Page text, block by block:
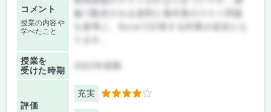
コメント
授業の内容や
学べたこと
義で配布される資料と過年度のテスト問題
を参考に、Excelで計算する作業が必須とな
授業を
受けた時期
評価
充実 4